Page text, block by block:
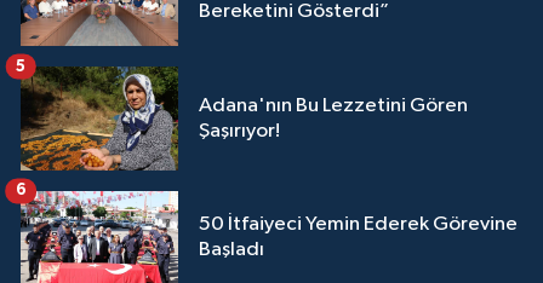
Bereketini Gösterdi”
Adana'nın Bu Lezzetini Gören
Şaşırıyor!
5
50 İtfaiyeci Yemin Ederek Görevine
Başladı
6